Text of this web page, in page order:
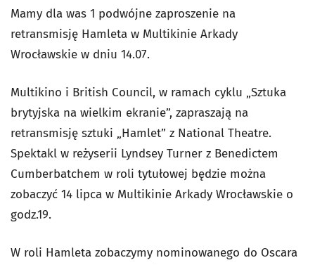
Mamy dla was 1 podwójne zaproszenie na
retransmisję Hamleta w Multikinie Arkady
Wrocławskie w dniu 14.07.
Multikino i British Council, w ramach cyklu „Sztuka
brytyjska na wielkim ekranie”, zapraszają na
retransmisję sztuki „Hamlet” z National Theatre.
Spektakl w reżyserii Lyndsey Turner z Benedictem
Cumberbatchem w roli tytułowej będzie można
zobaczyć 14 lipca w Multikinie Arkady Wrocławskie o
godz.19.
W roli Hamleta zobaczymy nominowanego do Oscara